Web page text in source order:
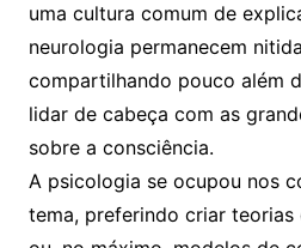
uma cultura comum de
neurologia permanecem
compartilhando pouco além
lidar de cabeça com as
sobre a consciência.
A psicologia se ocupou nos
tema, preferindo criar